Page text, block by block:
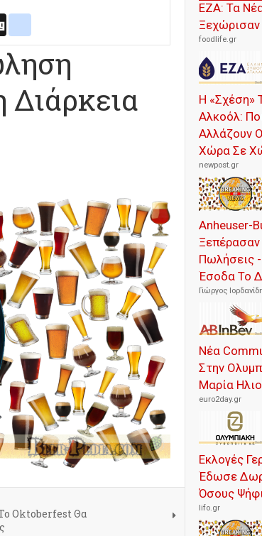
Oktoberfest Θα
ΕΖΑ: Τα
Ξεχώρισαν
foodlife.gr
Η «Σχέση»
Αλκοόλ:
Αλλάζουν
Χώρα Σε
newpost.gr
Anheuser-
Ξεπέρασαν
Πωλήσεις
Έσοδα Το
Γιώργος
Νέα
Στην
Μαρία
euro2day.gr
Εκλογές
Έδωσε
Όσους
lifo.gr